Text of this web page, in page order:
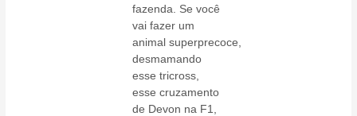
fazenda. Se você
vai fazer um
animal superprecoce,
desmamando
esse tricross,
esse cruzamento
de Devon na F1,